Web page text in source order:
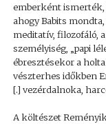
emberként ismerték,
ahogy Babits
meditatív, filozofáló,
személyiség, „papi
ébresztésekor a
vészterhes időkben
[.] vezérdalnoka,
A költészet